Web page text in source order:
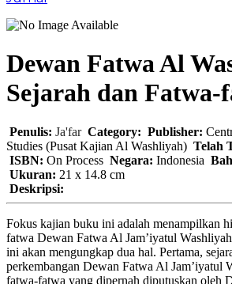
Dewan Fatwa Al
Sejarah dan Fatwa-
Penulis: Ja'far Category: Publisher:
Studies (Pusat Kajian Al Washliyah) Telah
ISBN: On Process Negara: Indonesia
Ukuran: 21 x 14.8 cm
Deskripsi:
Fokus kajian buku ini adalah menampilkan
fatwa Dewan Fatwa Al Jam’iyatul
ini akan mengungkap dua hal. Pertama,
perkembangan Dewan Fatwa Al Jam’iyatul
fatwa-fatwa yang dipernah diputuskan oleh